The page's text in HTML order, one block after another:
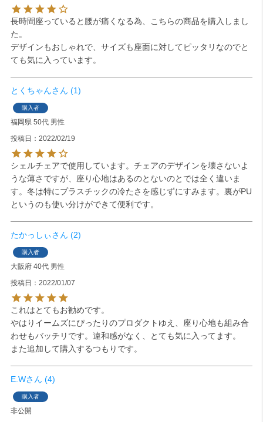
長時間座っていると腰が痛くなる為、こちらの商品を購入しまし
た。
デザインもおしゃれで、サイズも座面に対してピッタリなのでと
とくちゃん 1
購入者
福岡県 50代 男性
投稿日
2022/02/19
シェルチェアで使用しています。チェアのデザインを壊さないよ
うな薄さですが、座り心地はあるのとないのとでは全く違いま
す。冬は特にプラスチックの冷たさを感じずにすみます。裏がPU
というのも使い分けができて便利です。
たかっしぃ 2
購入者
大阪府 40代 男性
投稿日
2022/01/07
これはとてもお勧めです。
やはりイームズにぴったりのプロダクトゆえ、座り心地も組み合
わせもバッチリです。違和感がなく、とても気に入ってます。
また追加して購入するつもりです。
E.W 4
購入者
非公開